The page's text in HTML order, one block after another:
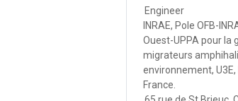
Engineer
INRAE, Pole OFB-
Ouest-UPPA pour la
migrateurs
environnement, U3E,
France.